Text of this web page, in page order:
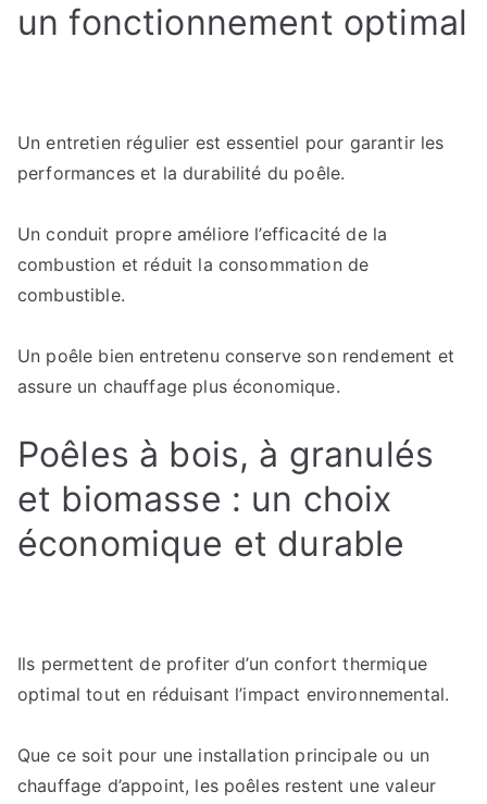
un fonctionnement optimal
Un entretien régulier est essentiel pour garantir les
performances et la durabilité du poêle.
Un conduit propre améliore l’efficacité de la
combustion et réduit la consommation de
combustible.
Un poêle bien entretenu conserve son rendement et
assure un chauffage plus économique.
Poêles à bois, à granulés
et biomasse : un choix
économique et durable
Ils permettent de profiter d’un confort thermique
optimal tout en réduisant l’impact environnemental.
Que ce soit pour une installation principale ou un
chauffage d’appoint, les poêles restent une valeur